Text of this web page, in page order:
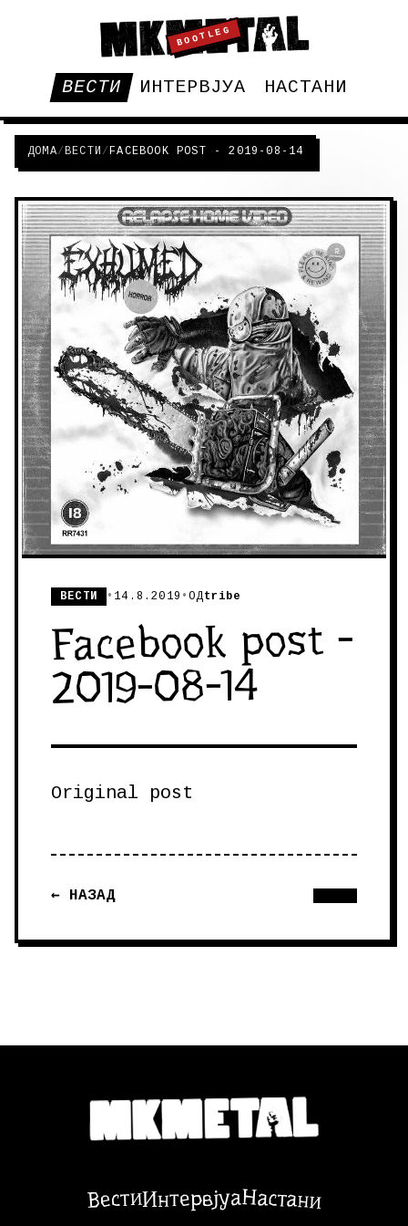
BOOTLEG
ВЕСТИ ИНТЕРВЈУА НАСТАНИ
ДОМА/ВЕСТИ /FACEBOOK POST - 2019-08-14
ВЕСТИ • 14.8.2019 •ОДtribe
Facebook post -
2019-08-14
Original post
← НАЗАД
ВестиИнтервјуаНастани